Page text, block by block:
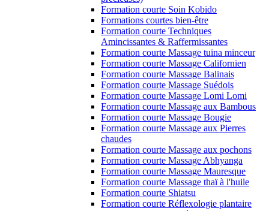
Formation courte Soin Kobido
Formations courtes bien-être
Formation courte Techniques
Amincissantes & Raffermissantes
Formation courte Massage tuina minceur
Formation courte Massage Californien
Formation courte Massage Balinais
Formation courte Massage Suédois
Formation courte Massage Lomi Lomi
Formation courte Massage aux Bambous
Formation courte Massage Bougie
Formation courte Massage aux Pierres
chaudes
Formation courte Massage aux pochons
Formation courte Massage Abhyanga
Formation courte Massage Mauresque
Formation courte Massage thaï à l'huile
Formation courte Shiatsu
Formation courte Réflexologie plantaire